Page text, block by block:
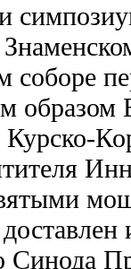
соборе
Курско-
Синода